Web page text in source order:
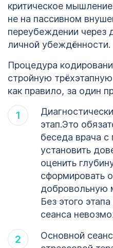
критическое
не на пассивном
переубеждении через
личной убеждённости.
Процедура
стройную
как правило, за один
этап.Это
беседа врача
установить
оценить
сформировать
добровольную
Без этого
сеанса
Основной